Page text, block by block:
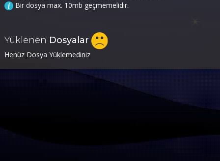
Bir dosya max. 10mb geçmemelidir.
Yüklenen Dosyalar
Henüz Dosya Yüklemediniz